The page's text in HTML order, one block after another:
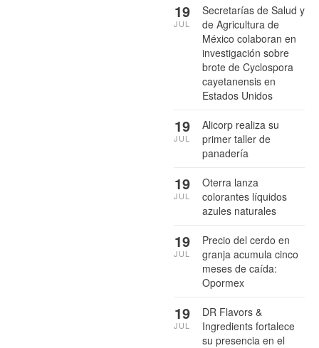
Secretarías de Salud y
de Agricultura de
México colaboran en
investigación sobre
brote de Cyclospora
cayetanensis en
Estados Unidos
19
JUL
Alicorp realiza su
primer taller de
panadería
19
JUL
Oterra lanza
colorantes líquidos
azules naturales
19
JUL
Precio del cerdo en
granja acumula cinco
meses de caída:
Opormex
19
JUL
DR Flavors &
Ingredients fortalece
su presencia en el
19
JUL